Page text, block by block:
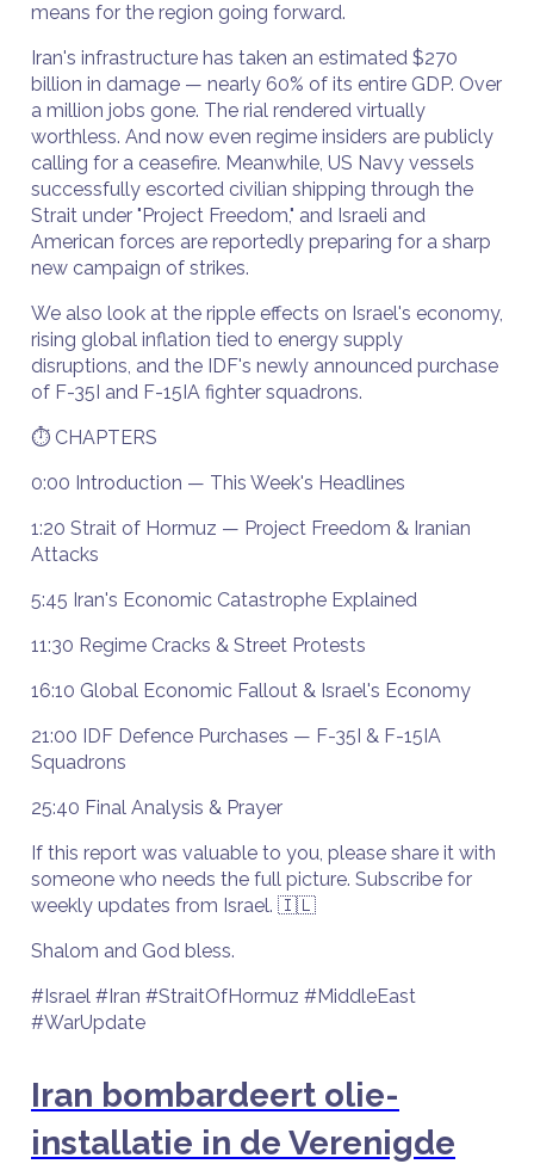
means for the region going forward.
Iran's infrastructure has taken an estimated $270
billion in damage — nearly 60% of its entire GDP. Over
a million jobs gone. The rial rendered virtually
worthless. And now even regime insiders are publicly
calling for a ceasefire. Meanwhile, US Navy vessels
successfully escorted civilian shipping through the
Strait under "Project Freedom," and Israeli and
American forces are reportedly preparing for a sharp
new campaign of strikes.
We also look at the ripple effects on Israel's economy,
rising global inflation tied to energy supply
disruptions, and the IDF's newly announced purchase
of F-35I and F-15IA fighter squadrons.
⏱️ CHAPTERS
0:00 Introduction — This Week's Headlines
1:20 Strait of Hormuz — Project Freedom & Iranian
Attacks
5:45 Iran's Economic Catastrophe Explained
11:30 Regime Cracks & Street Protests
16:10 Global Economic Fallout & Israel's Economy
21:00 IDF Defence Purchases — F-35I & F-15IA
Squadrons
25:40 Final Analysis & Prayer
If this report was valuable to you, please share it with
someone who needs the full picture. Subscribe for
weekly updates from Israel. 🇮🇱
Shalom and God bless.
#Israel #Iran #StraitOfHormuz #MiddleEast
#WarUpdate
Iran bombardeert olie-
installatie in de Verenigde